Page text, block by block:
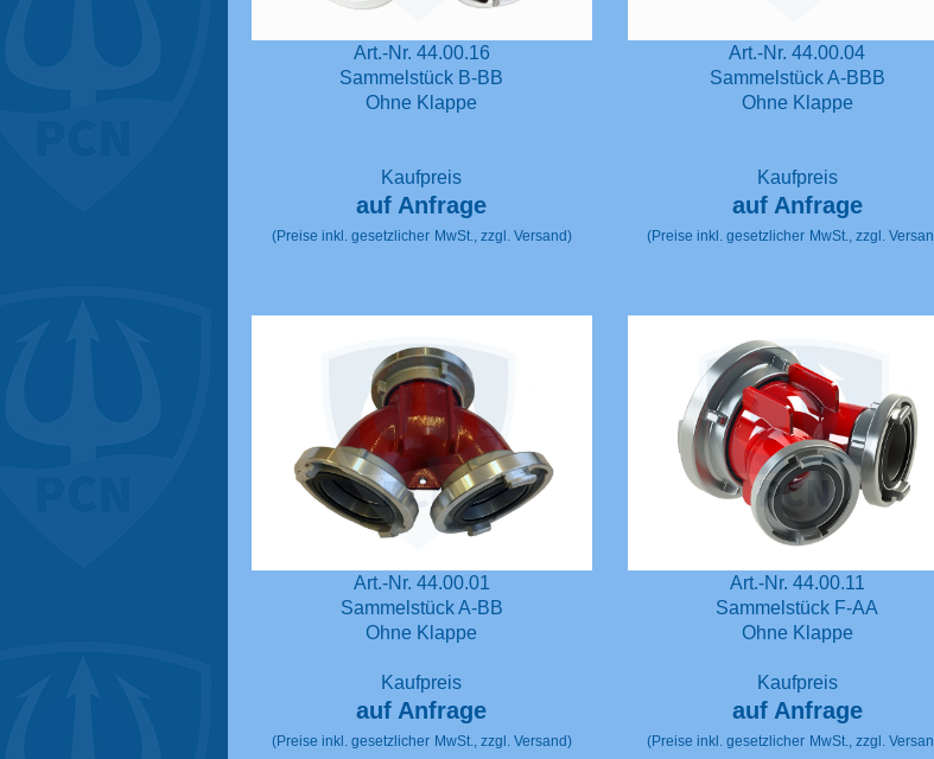
Art.-Nr. 44.00.16
Sammelstück B-BB
Ohne Klappe
Kaufpreis
auf Anfrage
(Preise inkl. gesetzlicher MwSt., zzgl. Versand)
Art.-Nr. 44.00.04
Sammelstück A-BBB
Ohne Klappe
Kaufpreis
auf Anfrage
(Preise inkl. gesetzlicher MwSt., zzgl.
Art.-Nr. 44.00.01
Sammelstück A-BB
Ohne Klappe
Kaufpreis
auf Anfrage
(Preise inkl. gesetzlicher MwSt., zzgl. Versand)
Art.-Nr. 44.00.11
Sammelstück F-AA
Ohne Klappe
Kaufpreis
auf Anfrage
(Preise inkl. gesetzlicher MwSt., zzgl.